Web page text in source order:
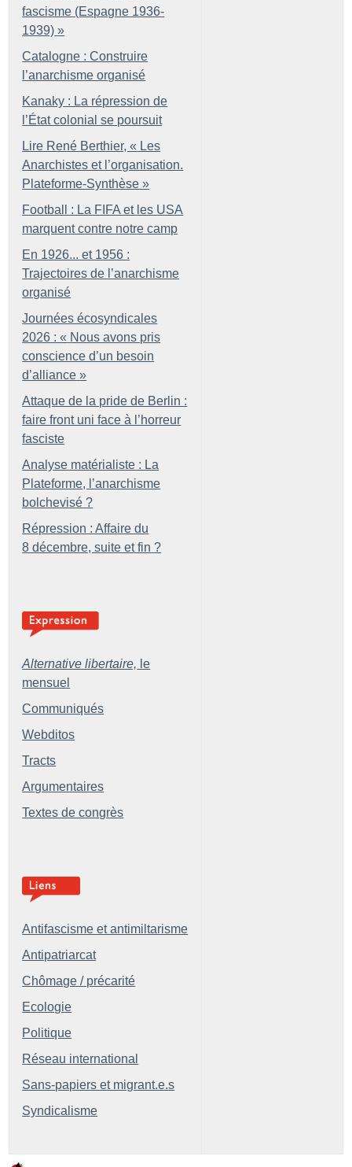
fascisme (Espagne 1936-
1939) »
Catalogne : Construire
l’anarchisme organisé
Kanaky : La répression de
l’État colonial se poursuit
Lire René Berthier, « Les
Anarchistes et l’organisation.
Plateforme-Synthèse »
Football : La FIFA et les USA
marquent contre notre camp
En 1926... et 1956 :
Trajectoires de l’anarchisme
organisé
Journées écosyndicales
2026 : « Nous avons pris
conscience d’un besoin
d’alliance »
Attaque de la pride de Berlin :
faire front uni face à l’horreur
fasciste
Analyse matérialiste : La
Plateforme, l’anarchisme
bolchevisé ?
Répression : Affaire du
8 décembre, suite et fin ?
Alternative libertaire, le
mensuel
Communiqués
Webditos
Tracts
Argumentaires
Textes de congrès
Antifascisme et antimiltarisme
Antipatriarcat
Chômage / précarité
Ecologie
Politique
Réseau international
Sans-papiers et migrant.e.s
Syndicalisme